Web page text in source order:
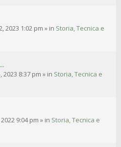
2023 1:02 pm » in Storia, Tecnica e
2023 8:37 pm » in Storia, Tecnica e
9:04 pm » in Storia, Tecnica e